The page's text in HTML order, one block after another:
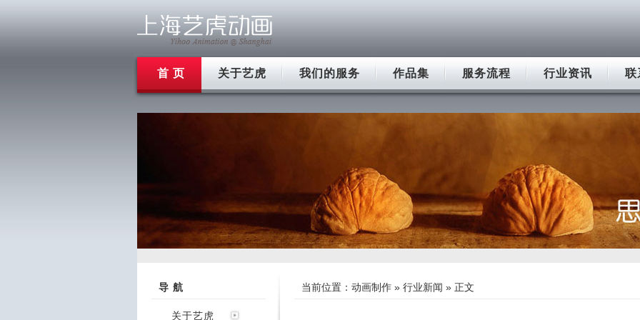
首 页 关于艺虎 我们的服务 作品集 服务流程 行业资讯 联
导 航
关于艺虎
当前位置： 动画制作 » 行业新闻 » 正文